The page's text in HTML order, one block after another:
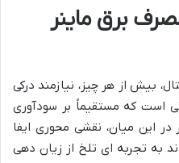
برق ماینر
بیش از هر چیز، نیازمند درکی
است که مستقیماً بر سودآوری
در این میان، نقشی محوری ایفا
به تجربه ای تلخ از زیان دهی